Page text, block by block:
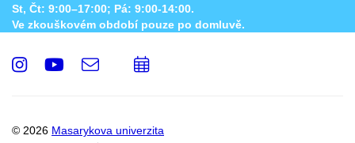
St, Čt: 9:00–17:00; Pá: 9:00-14:00.
Ve zkouškovém období pouze po domluvě.
© 2026 Masarykova univerzita
Instagram
Youtube
e-
Email
Přidat